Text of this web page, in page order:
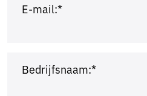
E-mail:*
Bedrijfsnaam:*